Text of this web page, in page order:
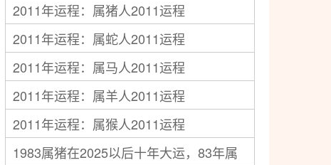
2011年运程：属猪人2011运程
2011年运程：属蛇人2011运程
2011年运程：属马人2011运程
2011年运程：属羊人2011运程
2011年运程：属猴人2011运程
1983属猪在2025以后十年大运，83年属